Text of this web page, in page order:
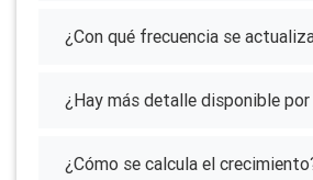
¿Con qué frecuencia se
¿Hay más detalle disponible por
¿Cómo se calcula el